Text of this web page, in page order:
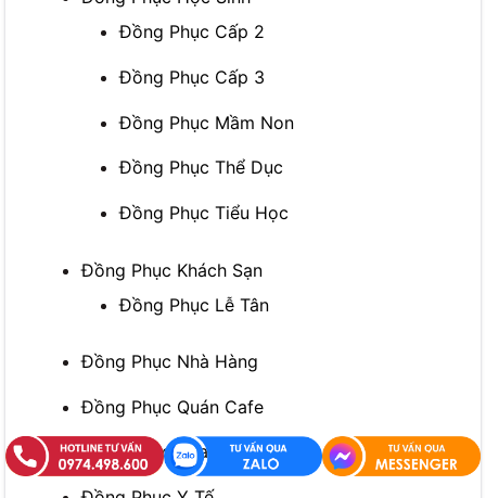
Đồng Phục Cấp 2
Đồng Phục Cấp 3
Đồng Phục Mầm Non
Đồng Phục Thể Dục
Đồng Phục Tiểu Học
Đồng Phục Khách Sạn
Đồng Phục Lễ Tân
Đồng Phục Nhà Hàng
Đồng Phục Quán Cafe
Đồng Phục Spa